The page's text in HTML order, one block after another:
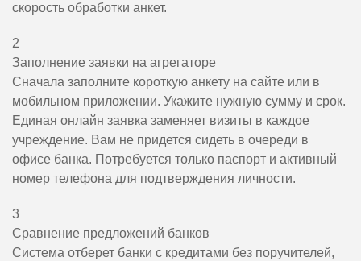
скорость обработки анкет.
2
Заполнение заявки на агрегаторе
Сначала заполните короткую анкету на сайте или в
мобильном приложении. Укажите нужную сумму и срок.
Единая онлайн заявка заменяет визиты в каждое
учреждение. Вам не придется сидеть в очереди в
офисе банка. Потребуется только паспорт и активный
номер телефона для подтверждения личности.
3
Сравнение предложений банков
Система отберет банки с кредитами без поручителей,